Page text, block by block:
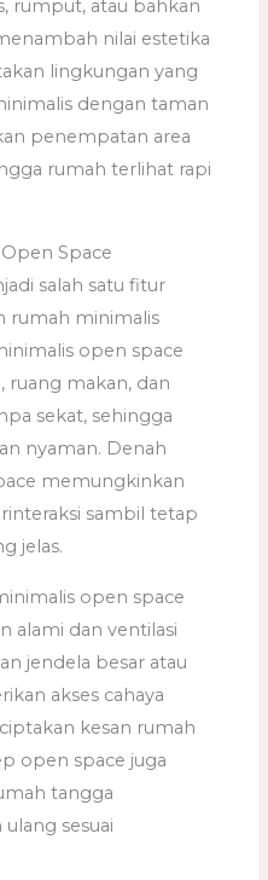
rumput, atau bahkan
nilai estetika
lingkungan yang
dengan taman
penempatan area
rumah terlihat rapi
Space
salah satu fitur
rumah minimalis
open space
ruang makan, dan
sekat, sehingga
nyaman. Denah
memungkinkan
sambil tetap
jelas.
open space
alami dan ventilasi
jendela besar atau
akses cahaya
kesan rumah
open space juga
tangga
sesuai